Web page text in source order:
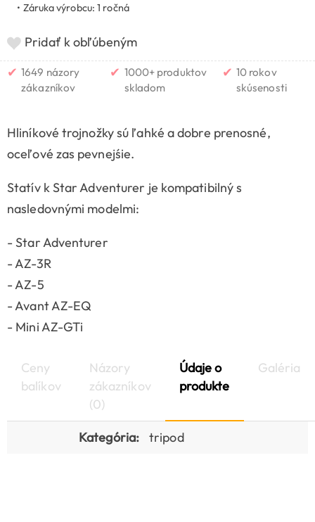
• Záruka výrobcu: 1 ročná
Pridať k obľúbeným
✔ 1649 názory
zákazníkov
✔ 1000+ produktov
skladom
✔ 10 rokov
skúsenosti
Hliníkové trojnožky sú ľahké a dobre prenosné,
oceľové zas pevnejśie.
Statív k Star Adventurer je kompatibilný s
nasledovnými modelmi:
- Star Adventurer
- AZ-3R
- AZ-5
- Avant AZ-EQ
- Mini AZ-GTi
Ceny
balíkov
Názory
zákazníkov
(0)
Údaje o
produkte
Galéria
Kategória: tripod